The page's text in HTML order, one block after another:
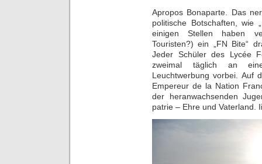
Apropos Bonaparte. Das
politische Botschaften, wie
einigen Stellen haben
Touristen?) ein „FN Bite“
Jeder Schüler des Lycée
zweimal täglich an
Leuchtwerbung vorbei. Auf
Empereur de la Nation
der heranwachsenden
patrie – Ehre und Vaterland.